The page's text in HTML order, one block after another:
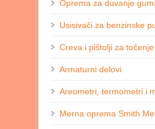
Oprema za duvanje
Usisivači za benzinske
Creva i pištolji za
Armaturni delovi
Areometri, termometri i
Merna oprema Smith